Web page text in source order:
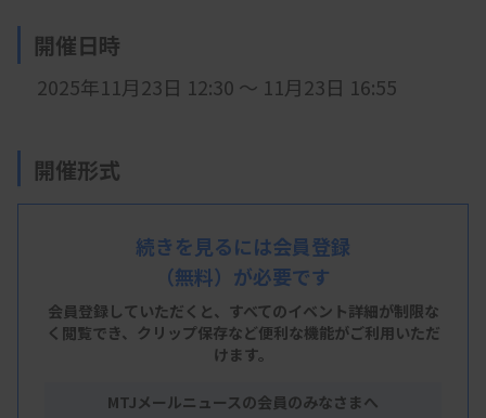
開催日時
2025年11月23日 12:30 ～ 11月23日 16:55
開催形式
LIVE配信
主 催
日本病理学会
続きを見るには会員登録
（無料）が必要です
会員登録していただくと、すべてのイベント詳細が制限な
く閲覧でき、 クリップ保存など便利な機能がご利用いただ
けます。
MTJメールニュースの会員のみなさまへ